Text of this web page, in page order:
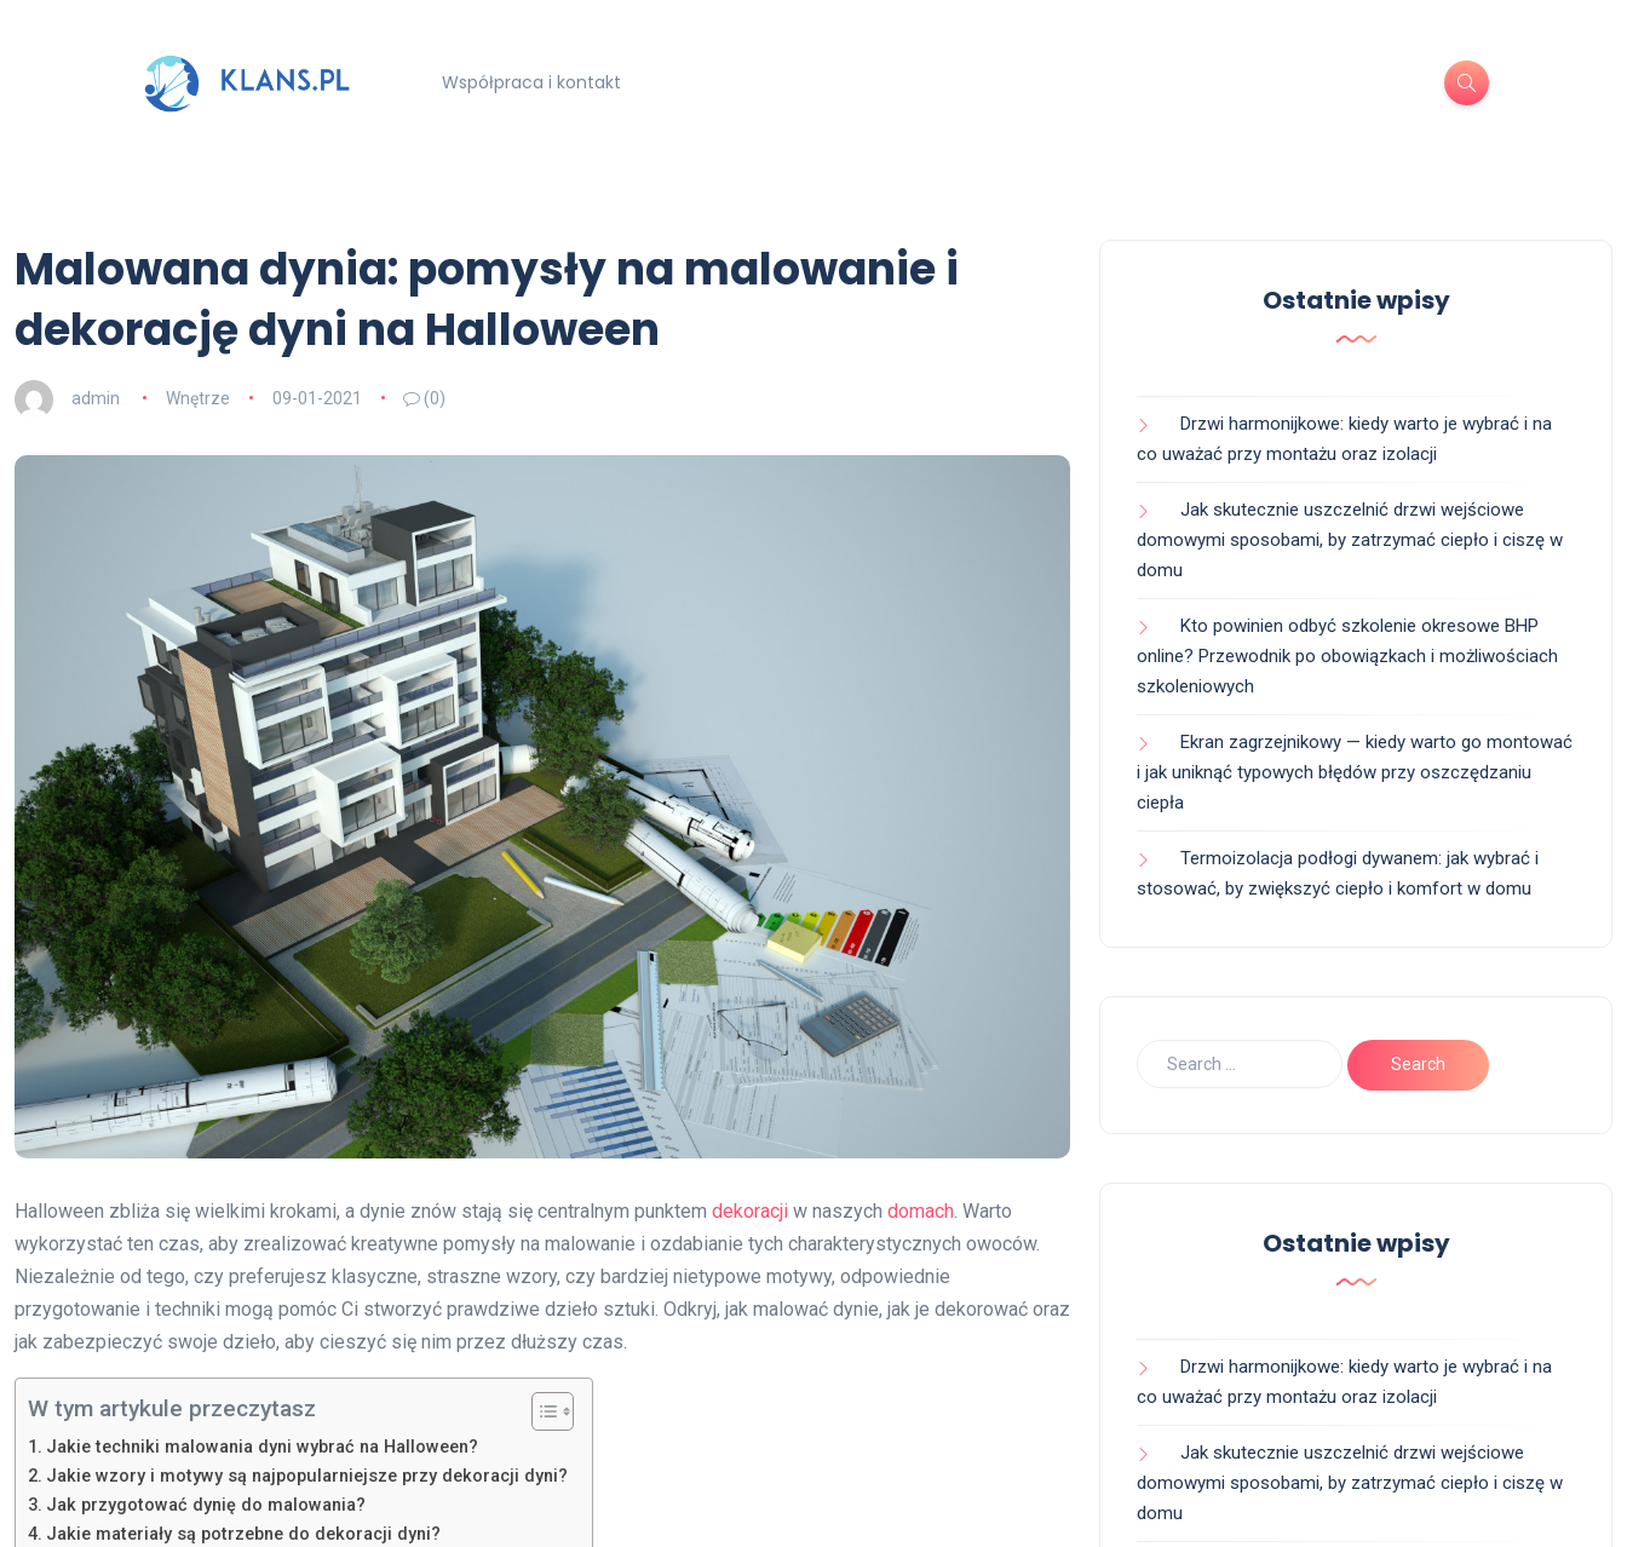
Współpraca i kontakt
Malowana dynia: pomysły na malowanie i
dekorację dyni na Halloween
admin Wnętrze 09-01-2021 (0)
Halloween zbliża się wielkimi krokami, a dynie znów stają się centralnym punktem dekoracji w naszych domach. Warto
wykorzystać ten czas, aby zrealizować kreatywne pomysły na malowanie i ozdabianie tych charakterystycznych owoców.
Niezależnie od tego, czy preferujesz klasyczne, straszne wzory, czy bardziej nietypowe motywy, odpowiednie
przygotowanie i techniki mogą pomóc Ci stworzyć prawdziwe dzieło sztuki. Odkryj, jak malować dynie, jak je dekorować oraz
jak zabezpieczyć swoje dzieło, aby cieszyć się nim przez dłuższy czas.
W tym artykule przeczytasz
Jakie techniki malowania dyni wybrać na Halloween?
Jakie wzory i motywy są najpopularniejsze przy dekoracji dyni?
Jak przygotować dynię do malowania?
Jakie materiały są potrzebne do dekoracji dyni?
Ostatnie wpisy
Drzwi harmonijkowe: kiedy warto je wybrać i na
co uważać przy montażu oraz izolacji
Jak skutecznie uszczelnić drzwi wejściowe
domowymi sposobami, by zatrzymać ciepło i ciszę w
domu
Kto powinien odbyć szkolenie okresowe BHP
online? Przewodnik po obowiązkach i możliwościach
szkoleniowych
Ekran zagrzejnikowy — kiedy warto go montować
i jak uniknąć typowych błędów przy oszczędzaniu
ciepła
Termoizolacja podłogi dywanem: jak wybrać i
stosować, by zwiększyć ciepło i komfort w domu
Ostatnie wpisy
Drzwi harmonijkowe: kiedy warto je wybrać i na
co uważać przy montażu oraz izolacji
Jak skutecznie uszczelnić drzwi wejściowe
domowymi sposobami, by zatrzymać ciepło i ciszę w
domu